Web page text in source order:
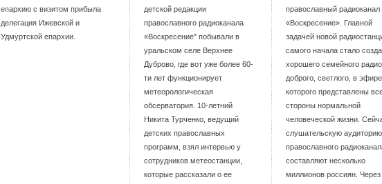
епархию с визитом прибыла
делегация Ижевской и
Удмуртской епархии.
детской редакции
православного радиоканала
«Воскресение" побывали в
уральском селе Верхнее
Дуброво, где вот уже более 60-
ти лет функционирует
метеорологическая
обсерватория. 10-летний
Никита Турченко, ведущий
детских православных
программ, взял интервью у
сотрудников метеостанции,
которые рассказали о ее
православный радиоканал
«Воскресение». Главной
задачей новой
самого начала стало
хорошего семейного
доброго, светлого, в эфире
которого представлены
стороны нормальной
человеческой жизни.
слушательскую аудиторию
православного
составляют несколько
миллионов россиян. Через